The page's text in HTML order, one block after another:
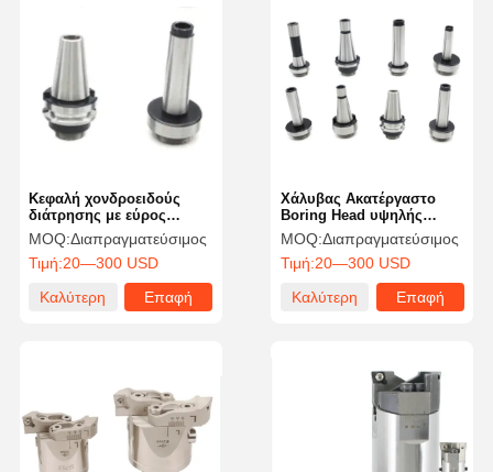
Χάλυβας Ακατέργαστο
Boring Head υψηλής
ακρίβειας βαρύ φορτίο για
την επεξεργασία
MOQ:Διαπραγματεύσιμος
Τιμή:20—300 USD
Καλύτερη
Επαφή
Κεφαλή χονδροειδούς
διάτρησης με εύρος
διάτρησης 25-153mm,
υψηλής ακρίβειας, με
ρυθμιζόμενη κατασκευή
MOQ:Διαπραγματεύσιμος
Τιμή:20—300 USD
Καλύτερη
Επαφή